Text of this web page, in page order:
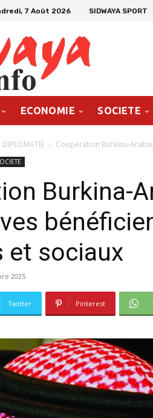
7 Août 2026 SIDWAYA SPORT
ECONOMIE SOCIETE
DIPLOMATIE Coopération Burkina-
Burkina-
et sociaux
2025
Twitter Pinterest